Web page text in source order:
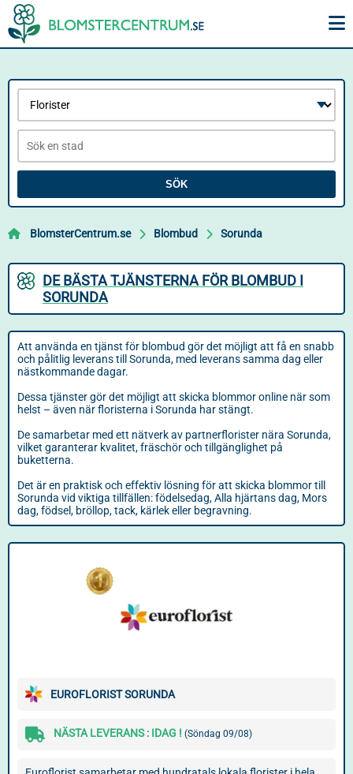
SÖK
BlomsterCentrum.se Blombud Sorunda
DE BÄSTA TJÄNSTERNA FÖR BLOMBUD I
SORUNDA
Att använda en tjänst för blombud gör det möjligt att få en snabb
och pålitlig leverans till Sorunda, med leverans samma dag eller
nästkommande dagar.
Dessa tjänster gör det möjligt att skicka blommor online när som
helst – även när floristerna i Sorunda har stängt.
De samarbetar med ett nätverk av partnerflorister nära Sorunda,
vilket garanterar kvalitet, fräschör och tillgänglighet på
buketterna.
Det är en praktisk och effektiv lösning för att skicka blommor till
Sorunda vid viktiga tillfällen: födelsedag, Alla hjärtans dag, Mors
dag, födsel, bröllop, tack, kärlek eller begravning.
EUROFLORIST SORUNDA
NÄSTA LEVERANS : IDAG ! (Söndag 09/08)